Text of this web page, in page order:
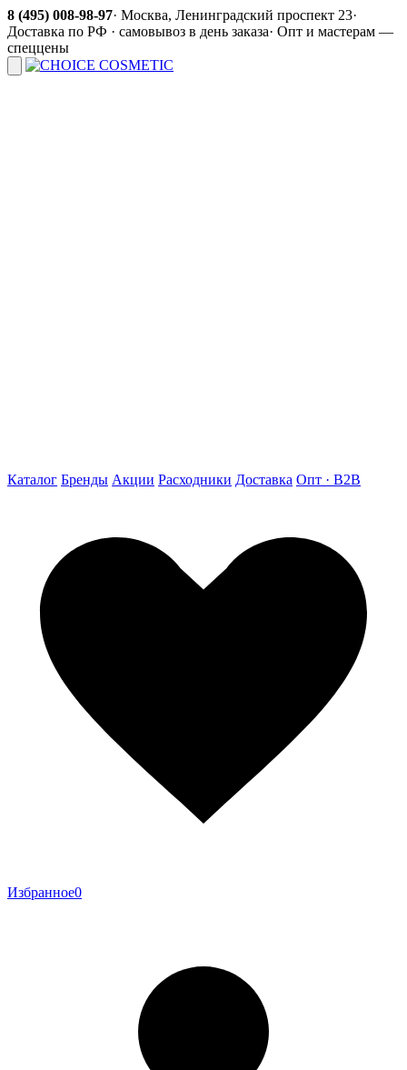
8 (495) 008-98-97· Москва, Ленинградский проспект 23·
Доставка по РФ · самовывоз в день заказа· Опт и мастерам —
спеццены
Каталог Бренды Акции Расходники Доставка Опт · B2B
Избранное0